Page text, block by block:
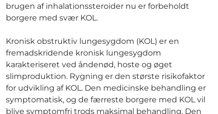
brugen af inhalationssteroider nu er forbeholdt
borgere med svær KOL.
Kronisk obstruktiv lungesygdom (KOL) er en
fremadskridende kronisk lungesygdom
karakteriseret ved åndenød, hoste og øget
slimproduktion. Rygning er den største risikofaktor
for udvikling af KOL. Den medicinske behandling er
symptomatisk, og de færreste borgere med KOL vil
blive symptomfri trods maksimal behandling. Den